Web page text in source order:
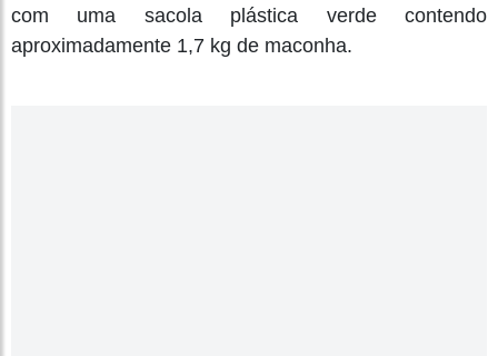
com uma sacola plástica verde contendo
aproximadamente 1,7 kg de maconha.